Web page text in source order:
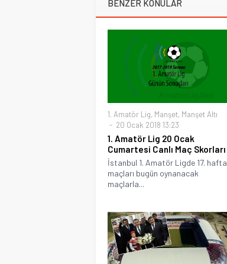
BENZER KONULAR
1. Amatör Lig, Manşet, Manşet Altı
20 Ocak 2018 13:23
1. Amatör Lig 20 Ocak
Cumartesi Canlı Maç Skorları
İstanbul 1. Amatör Ligde 17. hafta
maçları bugün oynanacak
maçlarla...